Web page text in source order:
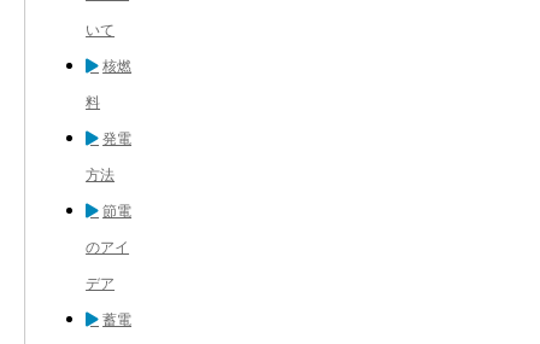
いて
核燃
料
発電
方法
節電
のアイ
デア
蓄電